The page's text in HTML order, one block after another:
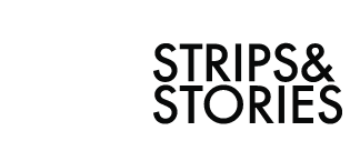
Strips
&
Stories